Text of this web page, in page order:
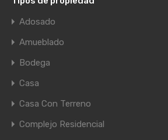
Adosado
Amueblado
Bodega
Casa
Casa Con Terreno
Complejo Residencial